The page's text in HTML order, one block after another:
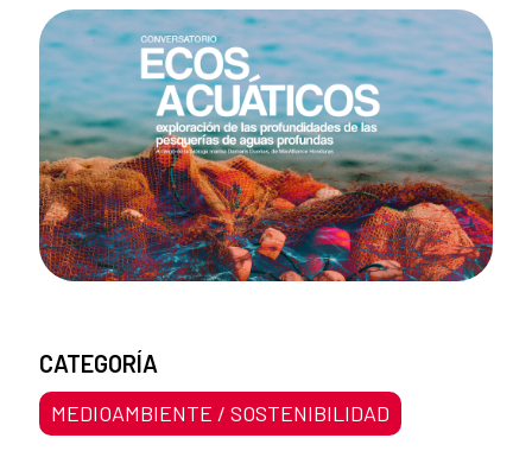
CATEGORÍA
MEDIOAMBIENTE / SOSTENIBILIDAD